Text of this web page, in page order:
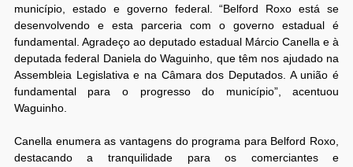
município, estado e governo federal. “Belford Roxo está se
desenvolvendo e esta parceria com o governo estadual é
fundamental. Agradeço ao deputado estadual Márcio Canella e à
deputada federal Daniela do Waguinho, que têm nos ajudado na
Assembleia Legislativa e na Câmara dos Deputados. A união é
fundamental para o progresso do município”, acentuou
Waguinho.
Canella enumera as vantagens do programa para Belford Roxo,
destacando a tranquilidade para os comerciantes e